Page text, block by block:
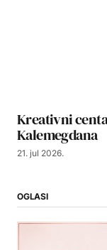
Kreativni
Kalemegdana
21. jul 2026.
OGLASI